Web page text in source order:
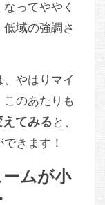
ってややく
域の強調さ
やはりマイ
のあたりも
てみる と、
きます！
ムが小